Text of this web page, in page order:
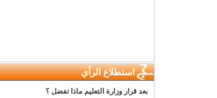
استطلاع الرأي
بعد قرار وزارة التعليم ماذا تفضل ؟